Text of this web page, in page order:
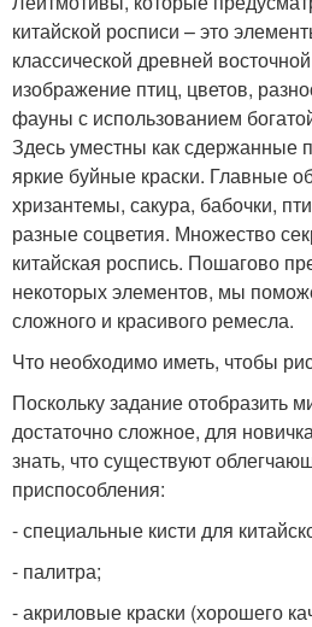
китайской росписи – это
классической древней
изображение птиц, цветов,
фауны с использованием
Здесь уместны как сдержанные
яркие буйные краски. Главные
хризантемы, сакура, бабочки,
разные соцветия. Множество
китайская роспись. Пошагово
некоторых элементов, мы
сложного и красивого ремесла.
Что необходимо иметь, чтобы
Поскольку задание отобразить
достаточно сложное, для
знать, что существуют
приспособления:
- специальные кисти для
- палитра;
- акриловые краски (хорошего